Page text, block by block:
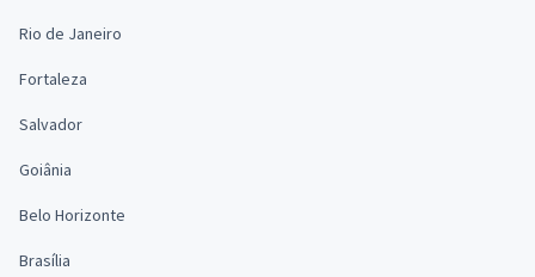
Rio de Janeiro
Fortaleza
Salvador
Goiânia
Belo Horizonte
Brasília